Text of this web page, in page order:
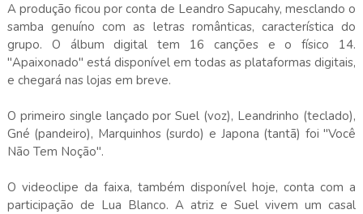
A produção ficou por conta de Leandro Sapucahy, mesclando o
samba genuíno com as letras românticas, característica do
grupo. O álbum digital tem 16 canções e o físico 14.
"Apaixonado" está disponível em todas as plataformas digitais,
e chegará nas lojas em breve.
O primeiro single lançado por Suel (voz), Leandrinho (teclado),
Gné (pandeiro), Marquinhos (surdo) e Japona (tantã) foi "Você
Não Tem Noção".
O videoclipe da faixa, também disponível hoje, conta com a
participação de Lua Blanco. A atriz e Suel vivem um casal